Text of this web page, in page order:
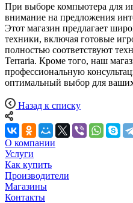
При выборе компьютера для
внимание на предложения
Этот магазин предлагает
техники, включая готовые
полностью соответствуют
Terraria. Кроме того, наш
профессиональную
оптимальный выбор для
Назад к списку
О компании
Услуги
Как купить
Производители
Магазины
Контакты